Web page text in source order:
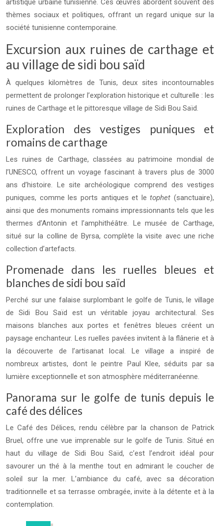
artistique urbaine tunisienne. Ces œuvres abordent souvent des
thèmes sociaux et politiques, offrant un regard unique sur la
société tunisienne contemporaine.
Excursion aux ruines de carthage et
au village de sidi bou saïd
À quelques kilomètres de Tunis, deux sites incontournables
permettent de prolonger l’exploration historique et culturelle : les
ruines de Carthage et le pittoresque village de Sidi Bou Saïd.
Exploration des vestiges puniques et
romains de carthage
Les ruines de Carthage, classées au patrimoine mondial de
l’UNESCO, offrent un voyage fascinant à travers plus de 3000
ans d’histoire. Le site archéologique comprend des vestiges
puniques, comme les ports antiques et letophet (sanctuaire),
ainsi que des monuments romains impressionnants tels que les
thermes d’Antonin et l’amphithéâtre. Le musée de Carthage,
situé sur la colline de Byrsa, complète la visite avec une riche
collection d’artefacts.
Promenade dans les ruelles bleues et
blanches de sidi bou saïd
Perché sur une falaise surplombant le golfe de Tunis, le village
de Sidi Bou Saïd est un véritable joyau architectural. Ses
maisons blanches aux portes et fenêtres bleues créent un
paysage enchanteur. Les ruelles pavées invitent à la flânerie et à
la découverte de l’artisanat local. Le village a inspiré de
nombreux artistes, dont le peintre Paul Klee, séduits par sa
lumière exceptionnelle et son atmosphère méditerranéenne.
Panorama sur le golfe de tunis depuis le
café des délices
Le Café des Délices, rendu célèbre par la chanson de Patrick
Bruel, offre une vue imprenable sur le golfe de Tunis. Situé en
haut du village de Sidi Bou Saïd, c’est l’endroit idéal pour
savourer un thé à la menthe tout en admirant le coucher de
soleil sur la mer. L’ambiance du café, avec sa décoration
traditionnelle et sa terrasse ombragée, invite à la détente et à la
contemplation.